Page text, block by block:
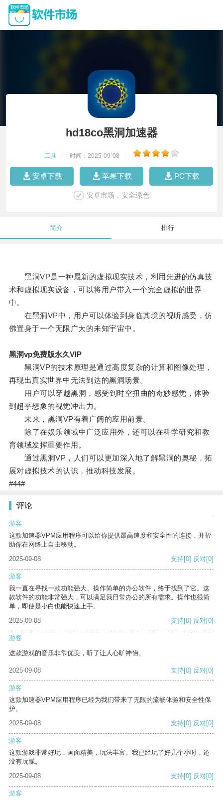
hd18co黑洞加速器
工具 时间：2025-09-08
安卓下载 苹果下载 PC下载
安卓市场，安全绿色
简介 排行
黑洞VP是一种最新的虚拟现实技术，利用先进的仿真技
术和虚拟现实设备，可以将用户带入一个完全虚拟的世界
中。
在黑洞VP中，用户可以体验到身临其境的视听感受，仿
佛置身于一个无限广大的未知宇宙中。
黑洞vp免费版永久VIP
黑洞VP的技术原理是通过高度复杂的计算和图像处理，
再现出真实世界中无法到达的黑洞场景。
用户可以穿越黑洞，感受到时空扭曲的奇妙感觉，体验
到超乎想象的视觉冲击力。
未来，黑洞VP有着广阔的应用前景。
除了在娱乐领域中广泛应用外，还可以在科学研究和教
育领域发挥重要作用。
通过黑洞VP，人们可以更加深入地了解黑洞的奥秘，拓
展对虚拟技术的认识，推动科技发展。
#44#
评论
游客
这款加速器VPM应用程序可以给你提供最高速度和安全性的连接，并帮
助你在网络上自由移动。
2025-09-08
支持[0] 反对[0]
游客
我一直在寻找一款功能强大、操作简单的办公软件，终于找到了它。这
款软件的功能非常强大，可以满足我日常办公的所有需求。操作也很简
单，即使是小白也能快速上手。
2025-09-08
支持[0] 反对[0]
游客
这款游戏的音乐非常优美，听了让人心旷神怡。
2025-09-08 支持[0] 反对[0]
游客
这款加速器VPM应用程序已经为我们带来了无限的流畅体验和安全性保
护。
2025-09-08
支持[0] 反对[0]
游客
这款游戏非常好玩，画面精美，玩法丰富。我已经玩了好几个小时，还
没有玩腻。
2025-09-08
支持[0] 反对[0]
游客